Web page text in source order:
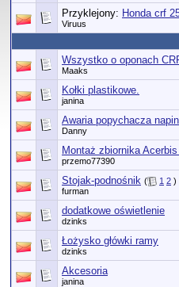
Przyklejony: Honda crf
Viruus
Wszystko o oponach
Maaks
Kołki plastikowe.
janina
Awaria popychacza
Danny
Montaż zbiornika
przemo77390
Stojak-podnośnik ( 1 2 )
furman
dodatkowe oświetlenie
dzinks
Łożysko główki ramy
dzinks
Akcesoria
janina